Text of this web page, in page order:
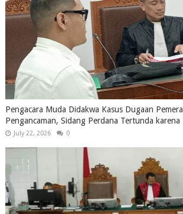
Pengacara Muda Didakwa Kasus Dugaan
Pengancaman, Sidang Perdana Tertunda karena
July 22, 2026 0